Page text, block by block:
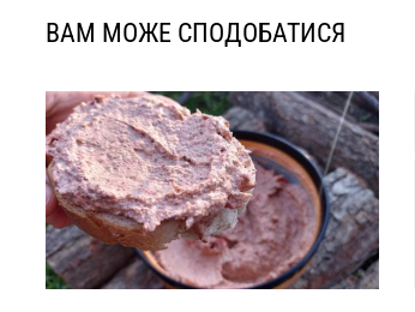
ВАМ МОЖЕ СПОДОБАТИСЯ